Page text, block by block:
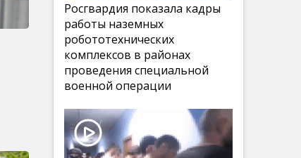
Росгвардия показала кадры
работы наземных
робототехнических
комплексов в районах
проведения специальной
военной операции